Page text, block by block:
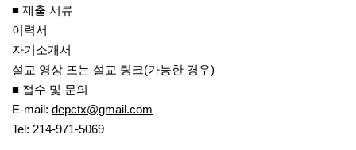
■ 제출 서류
이력서
자기소개서
설교 영상 또는 설교 링크(가능한 경우)
■ 접수 및 문의
E-mail: depctx@gmail.com
Tel: 214-971-5069